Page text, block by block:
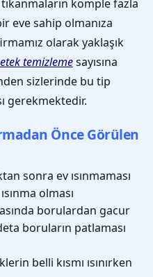
komple fazla
eve sahip olmanıza
olarak yaklaşık
temizlemesayısına
sizlerinde bu tip
gerekmektedir.
Önce Görülen
sonra ev ısınmaması
olması
borulardan gacur
boruların patlaması
belli kısmı ısınırken